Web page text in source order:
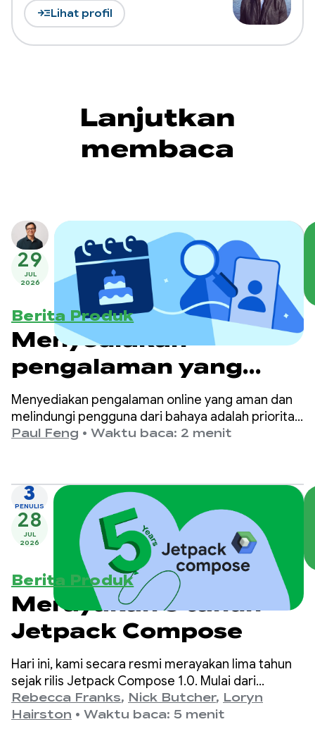
read_moreLihat profil
Lanjutkan
membaca
29
JUL
2026
Berita Produk
Menyediakan
pengalaman yang
lebih aman dan sesuai
usia di Google Play
Menyediakan pengalaman online yang aman dan
melindungi pengguna dari bahaya adalah prioritas
utama di Google Play.
Paul Feng • Waktu baca: 2 menit
3
PENULIS
28
JUL
2026
Berita Produk
Merayakan 5 tahun
Jetpack Compose
Hari ini, kami secara resmi merayakan lima tahun
sejak rilis Jetpack Compose 1.0. Mulai dari
versi 1.0, yang diumumkan pada 28 Juli 2021,
hingga rilis 1.11 terbaru, kami telah melihat evolusi
Rebecca Franks, Nick Butcher, Loryn
Hairston • Waktu baca: 5 menit